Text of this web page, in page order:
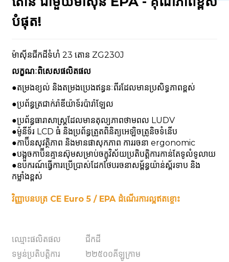
បំផុត!
ម៉ាស៊ីន​ជីក​ដី​ទំហំ 23 តោន ZG230J
លក្ខណៈពិសេសផលិតផល
●តម្រងខ្យល់ និងតម្រងប្រេងឥន្ធនៈពីរដែលមានប្រសិទ្ធភាពខ្ពស់
●ប្រព័ន្ធត្រជាក់រ៉ាឌីយ៉ាទ័រប៉ារ៉ាឡែល
●ប្រព័ន្ធធារាសាស្ត្រដែលមានតុល្យភាពថាមពល LUDV
●ម៉ូនីទ័រ LCD ធំ និងប្រព័ន្ធត្រួតពិនិត្យអេឡិចត្រូនិចទំនើប
●កាប៊ីនសុវត្ថិភាព និងមានផាសុកភាព ការរចនា ergonomic
●បង្អួចកាប៊ីនគ្មានស៊ុមសម្រាប់ចក្ខុវិស័យប្រតិបត្តិការកាន់តែទូលំទូលាយ
●ឧបករណ៍ធ្វើការប្រើប្រាស់ដែកថែបរចនាសម្ព័ន្ធយ៉ាន់ស្ព័រទាប និង
កម្លាំងខ្ពស់
វិញ្ញាបនបត្រ CE Euro 5 / EPA ដំណើរការល្អឥតខ្ចោះ
ឈ្មោះផលិតផល
ជីក​ដី
ទម្ងន់ប្រតិបត្តិការ
២២៥០០គីឡូក្រាម